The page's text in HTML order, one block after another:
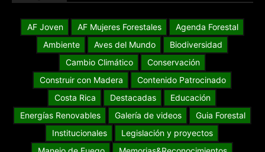
AF Joven AF Mujeres Forestales
Agenda Forestal
Ambiente
Aves del Mundo
Biodiversidad
Cambio Climático
Conservación
Construir con Madera
Contenido Patrocinado
Costa Rica
Destacadas
Educación
Energías Renovables
Galería de videos
Guia Forestal
Institucionales
Legislación y proyectos